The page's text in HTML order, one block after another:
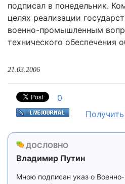
подписал в понедельник.
целях реализации
военно-промышленным
технического обеспечения
21.03.2006
0
ДОСЛОВНО
Владимир Путин
Мною подписан указ о